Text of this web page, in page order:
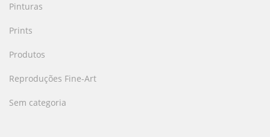
Pinturas
Prints
Produtos
Reproduções Fine-Art
Sem categoria